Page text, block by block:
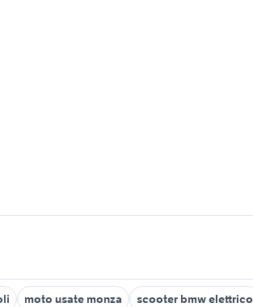
moto usate monza scooter bmw elettrico